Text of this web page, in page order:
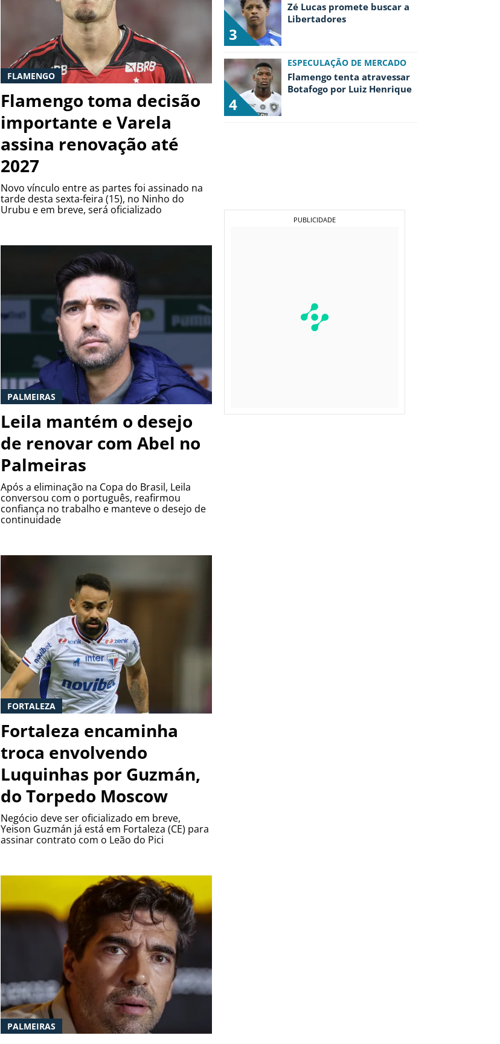
FLAMENGO
Flamengo toma decisão
importante e Varela
assina renovação até
2027
Novo vínculo entre as partes foi assinado na
tarde desta sexta-feira (15), no Ninho do
Urubu e em breve, será oficializado
PALMEIRAS
Leila mantém o desejo
de renovar com Abel no
Palmeiras
Após a eliminação na Copa do Brasil, Leila
conversou com o português, reafirmou
confiança no trabalho e manteve o desejo de
continuidade
FORTALEZA
Fortaleza encaminha
troca envolvendo
Luquinhas por Guzmán,
do Torpedo Moscow
Negócio deve ser oficializado em breve,
Yeison Guzmán já está em Fortaleza (CE) para
assinar contrato com o Leão do Pici
PALMEIRAS
3
Zé Lucas promete buscar a
Libertadores
4
ESPECULAÇÃO DE MERCADO
Flamengo tenta atravessar
Botafogo por Luiz Henrique